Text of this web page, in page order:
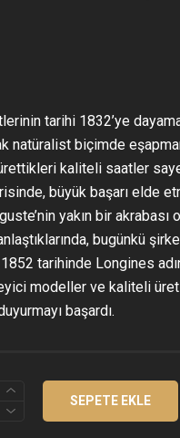
tarihi 1832’ye
natüralist biçimde
kaliteli saatler
büyük başarı elde
yakın bir
bugünkü
tarihinde Longines
modeller ve kaliteli
başardı.
SEPETE EKLE